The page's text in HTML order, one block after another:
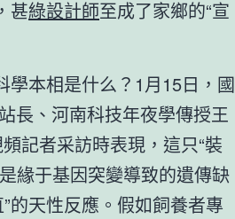
甚綠設計師至成了家鄉的“宣
學本相是什么？1月15日，國
長、河南科技年夜學傳授王
記者采訪時表現，這只“裝
緣于基因突變導致的遺傳缺
的天性反應。假如飼養者專